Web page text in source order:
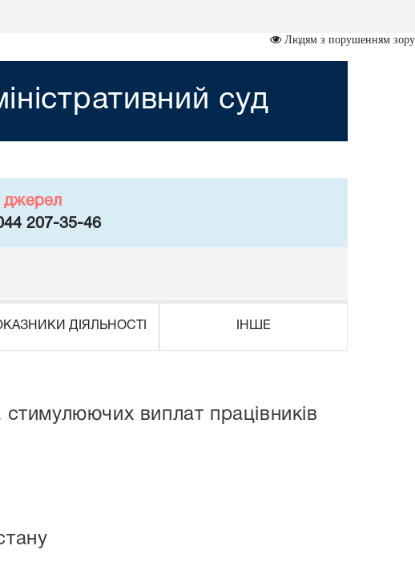
Людям з порушенням зору
суд
джерел
207-35-46
ДІЯЛЬНОСТІ ІНШЕ
стимулюючих виплат працівників